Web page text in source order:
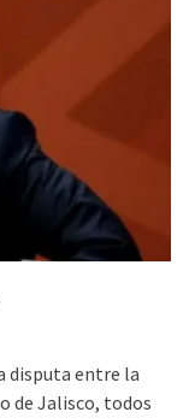
disputa entre la
de Jalisco, todos